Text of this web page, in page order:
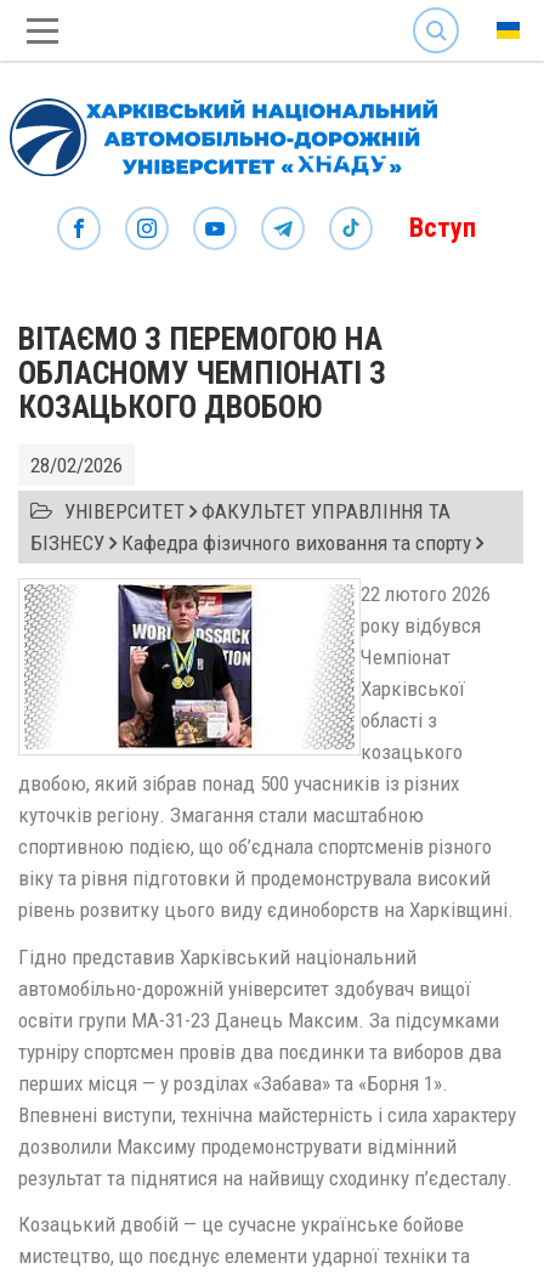
SEARCH
Вступ
ВІТАЄМО З ПЕРЕМОГОЮ НА
ОБЛАСНОМУ ЧЕМПІОНАТІ З
КОЗАЦЬКОГО ДВОБОЮ
28/02/2026
УНІВЕРСИТЕТ ФАКУЛЬТЕТ УПРАВЛІННЯ ТА
БІЗНЕСУ Кафедра фізичного виховання та спорту
22 лютого 2026
року відбувся
Чемпіонат
Харківської
області з
козацького
двобою, який зібрав понад 500 учасників із різних
куточків регіону. Змагання стали масштабною
спортивною подією, що об’єднала спортсменів різного
віку та рівня підготовки й продемонструвала високий
рівень розвитку цього виду єдиноборств на Харківщині.
Гідно представив Харківський національний
автомобільно-дорожній університет здобувач вищої
освіти групи МА-31-23 Данець Максим. За підсумками
турніру спортсмен провів два поєдинки та виборов два
перших місця — у розділах «Забава» та «Борня 1».
Впевнені виступи, технічна майстерність і сила характеру
дозволили Максиму продемонструвати відмінний
результат та піднятися на найвищу сходинку п’єдесталу.
Козацький двобій — це сучасне українське бойове
мистецтво, що поєднує елементи ударної техніки та